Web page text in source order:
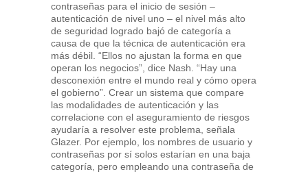
contraseñas para el inicio de sesión –
autenticación de nivel uno – el nivel más alto
de seguridad logrado bajó de categoría a
causa de que la técnica de autenticación era
más débil. “Ellos no ajustan la forma en que
operan los negocios”, dice Nash. “Hay una
desconexión entre el mundo real y cómo opera
el gobierno”. Crear un sistema que compare
las modalidades de autenticación y las
correlacione con el aseguramiento de riesgos
ayudaría a resolver este problema, señala
Glazer. Por ejemplo, los nombres de usuario y
contraseñas por sí solos estarían en una baja
categoría, pero empleando una contraseña de